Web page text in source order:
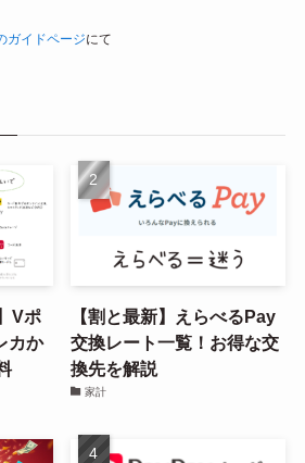
ガイドページにて
Vポ
カか
【割と最新】えらべるPay
交換レート一覧！お得な交
換先を解説
家計